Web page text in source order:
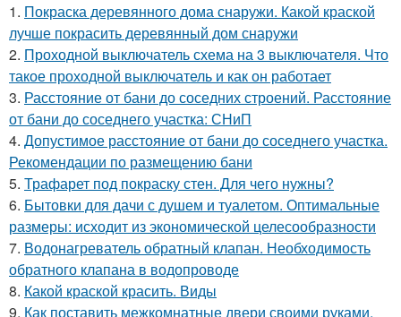
1. Покраска деревянного дома снаружи. Какой краской
лучше покрасить деревянный дом снаружи
2. Проходной выключатель схема на 3 выключателя. Что
такое проходной выключатель и как он работает
3. Расстояние от бани до соседних строений. Расстояние
от бани до соседнего участка: СНиП
4. Допустимое расстояние от бани до соседнего участка.
Рекомендации по размещению бани
5. Трафарет под покраску стен. Для чего нужны?
6. Бытовки для дачи с душем и туалетом. Оптимальные
размеры: исходит из экономической целесообразности
7. Водонагреватель обратный клапан. Необходимость
обратного клапана в водопроводе
8. Какой краской красить. Виды
9. Как поставить межкомнатные двери своими руками.